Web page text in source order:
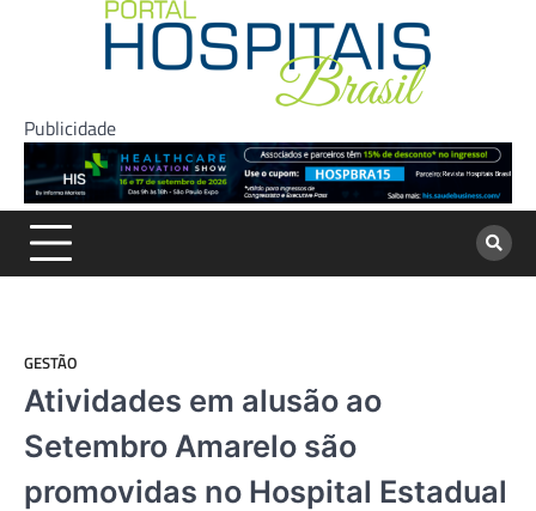
Publicidade
GESTÃO
Atividades em alusão ao
Setembro Amarelo são
promovidas no Hospital Estadual